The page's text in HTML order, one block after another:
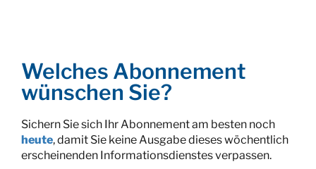
Welches Abonnement
wünschen Sie?
Sichern Sie sich Ihr Abonnement am besten noch
heute, damit Sie keine Ausgabe dieses wöchentlich
erscheinenden Informationsdienstes verpassen.